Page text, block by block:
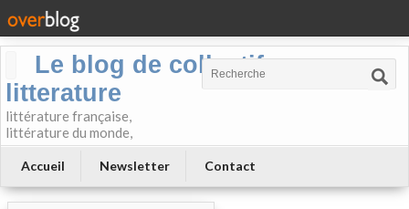
Le blog de collectif-
litterature
littérature française,
littérature du monde,
Accueil Newsletter Contact